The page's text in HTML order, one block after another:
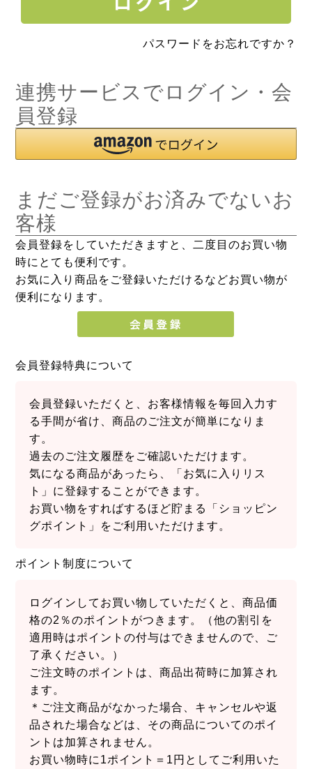
パスワードをお忘れですか？
連携サービスでログイン・会
員登録
まだご登録がお済みでないお
客様
会員登録をしていただきますと、二度目のお買い物
時にとても便利です。
お気に入り商品をご登録いただけるなどお買い物が
便利になります。
会員登録特典について
会員登録いただくと、お客様情報を毎回入力す
る手間が省け、商品のご注文が簡単になりま
す。
過去のご注文履歴をご確認いただけます。
気になる商品があったら、「お気に入りリス
ト」に登録することができます。
お買い物をすればするほど貯まる「ショッピン
グポイント」をご利用いただけます。
ポイント制度について
ログインしてお買い物していただくと、商品価
格の2％のポイントがつきます。（他の割引を
適用時はポイントの付与はできませんので、ご
了承ください。）
ご注文時のポイントは、商品出荷時に加算され
ます。
＊ご注文商品がなかった場合、キャンセルや返
品された場合などは、その商品についてのポイ
ントは加算されません。
お買い物時に1ポイント＝1円としてご利用いた